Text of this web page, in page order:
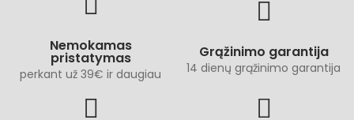
Nemokamas
pristatymas
perkant už 39€ ir daugiau
Grąžinimo garantija
14 dienų grąžinimo garantija